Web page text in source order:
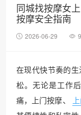
同城找按摩女
按摩安全指南
2026-06-29
在现代快节奏的
松。无论是工作
痛，上门按摩、